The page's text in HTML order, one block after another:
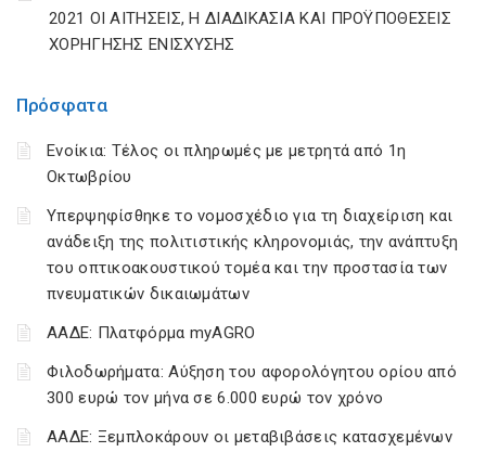
Πρόσφατα
Ενοίκια: Τέλος οι πληρωμές με μετρητά από 1η
Οκτωβρίου
Υπερψηφίσθηκε το νομοσχέδιο για τη διαχείριση και
ανάδειξη της πολιτιστικής κληρονομιάς, την ανάπτυξη
του οπτικοακουστικού τομέα και την προστασία των
πνευματικών δικαιωμάτων
ΑΑΔΕ: Πλατφόρμα myAGRO
Φιλοδωρήματα: Αύξηση του αφορολόγητου ορίου από
300 ευρώ τον μήνα σε 6.000 ευρώ τον χρόνο
ΑΑΔΕ: Ξεμπλοκάρουν οι μεταβιβάσεις κατασχεμένων
2021 ΟΙ ΑΙΤΗΣΕΙΣ, Η ΔΙΑΔΙΚΑΣΙΑ ΚΑΙ ΠΡΟΫΠΟΘΕΣΕΙΣ
ΧΟΡΗΓΗΣΗΣ ΕΝΙΣΧΥΣΗΣ